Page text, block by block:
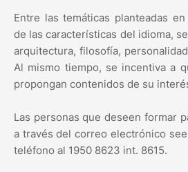
Entre las temáticas planteadas
de las características del idioma,
arquitectura, filosofía,
Al mismo tiempo, se incentiva a
propongan contenidos de su
Las personas que deseen formar
a través del correo electrónico
teléfono al 1950 8623 int. 8615.